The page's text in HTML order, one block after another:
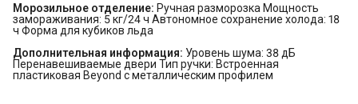
Морозильное отделение: Ручная разморозка Мощность
замораживания: 5 кг/24 ч Автономное сохранение холода: 18
ч Форма для кубиков льда
Дополнительная информация: Уровень шума: 38 дБ
Перенавешиваемые двери Тип ручки: Встроенная
пластиковая Beyond с металлическим профилем